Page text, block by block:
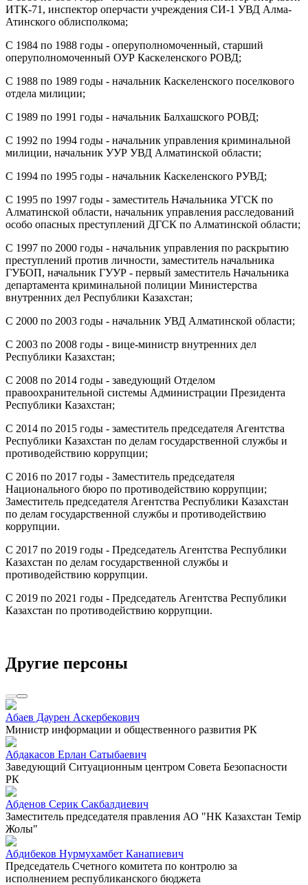
ИТК-71, инспектор оперчасти учреждения СИ-1 УВД Алма-
Атинского облисполкома;
С 1984 по 1988 годы - оперуполномоченный, старший
оперуполномоченный ОУР Каскеленского РОВД;
С 1988 по 1989 годы - начальник Каскеленского поселкового
отдела милиции;
С 1989 по 1991 годы - начальник Балхашского РОВД;
С 1992 по 1994 годы - начальник управления криминальной
милиции, начальник УУР УВД Алматинской области;
С 1994 по 1995 годы - начальник Каскеленского РУВД;
С 1995 по 1997 годы - заместитель Начальника УГСК по
Алматинской области, начальник управления расследований
особо опасных преступлений ДГСК по Алматинской области;
С 1997 по 2000 годы - начальник управления по раскрытию
преступлений против личности, заместитель начальника
ГУБОП, начальник ГУУР - первый заместитель Начальника
департамента криминальной полиции Министерства
внутренних дел Республики Казахстан;
С 2000 по 2003 годы - начальник УВД Алматинской области;
С 2003 по 2008 годы - вице-министр внутренних дел
Республики Казахстан;
С 2008 по 2014 годы - заведующий Отделом
правоохранительной системы Администрации Президента
Республики Казахстан;
С 2014 по 2015 годы - заместитель председателя Агентства
Республики Казахстан по делам государственной службы и
противодействию коррупции;
С 2016 по 2017 годы - Заместитель председателя
Национального бюро по противодействию коррупции;
Заместитель председателя Агентства Республики Казахстан
по делам государственной службы и противодействию
коррупции.
С 2017 по 2019 годы - Председатель Агентства Республики
Казахстан по делам государственной службы и
противодействию коррупции.
С 2019 по 2021 годы - Председатель Агентства Республики
Казахстан по противодействию коррупции.
Другие персоны
Абаев Даурен Аскербекович
Министр информации и общественного развития РК
Абдакасов Ерлан Сатыбаевич
Заведующий Ситуационным центром Совета Безопасности
РК
Абденов Серик Сакбалдиевич
Заместитель председателя правления АО "НК Казахстан Темiр
Жолы"
Абдибеков Нурмухамбет Канапиевич
Председатель Счетного комитета по контролю за
исполнением республиканского бюджета